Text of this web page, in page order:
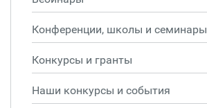
Конференции, школы и семинары
Конкурсы и гранты
Наши конкурсы и события